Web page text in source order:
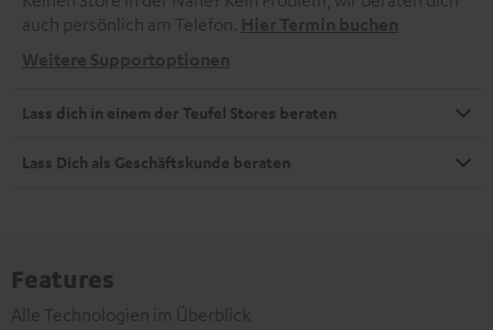
auch persönlich am Telefon. Hier Termin buchen
Weitere Supportoptionen
Lass dich in einem der Teufel Stores beraten
Lass Dich als Geschäftskunde beraten
Features
Alle Technologien im Überblick